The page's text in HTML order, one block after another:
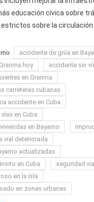
educación cívica sobre
sobre la circulación
accidente de grúa en
hoy
accidente sin
en Granma
carreteras cubanas
accidente en Cuba
en Cuba
en Bayamo
vial deteriorada
actualizadas
en Cuba
seguridad
en la isla
en zonas urbanas